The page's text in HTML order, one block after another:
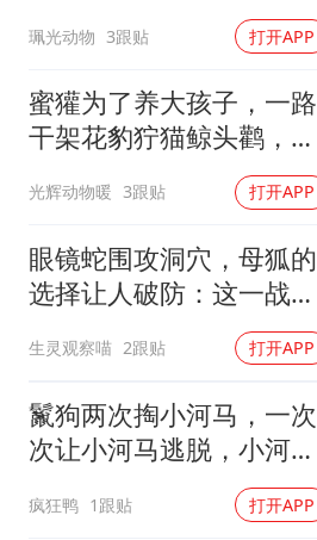
珮光动物 3跟贴 打开APP
蜜獾为了养大孩子，一路
干架花豹狞猫鲸头鹳，养
光辉动物暖 3跟贴 打开APP
眼镜蛇围攻洞穴，母狐的
选择让人破防：这一战，
生灵观察喵 2跟贴 打开APP
鬣狗两次掏小河马，一次
次让小河马逃脱，小河马
疯狂鸭 1跟贴 打开APP